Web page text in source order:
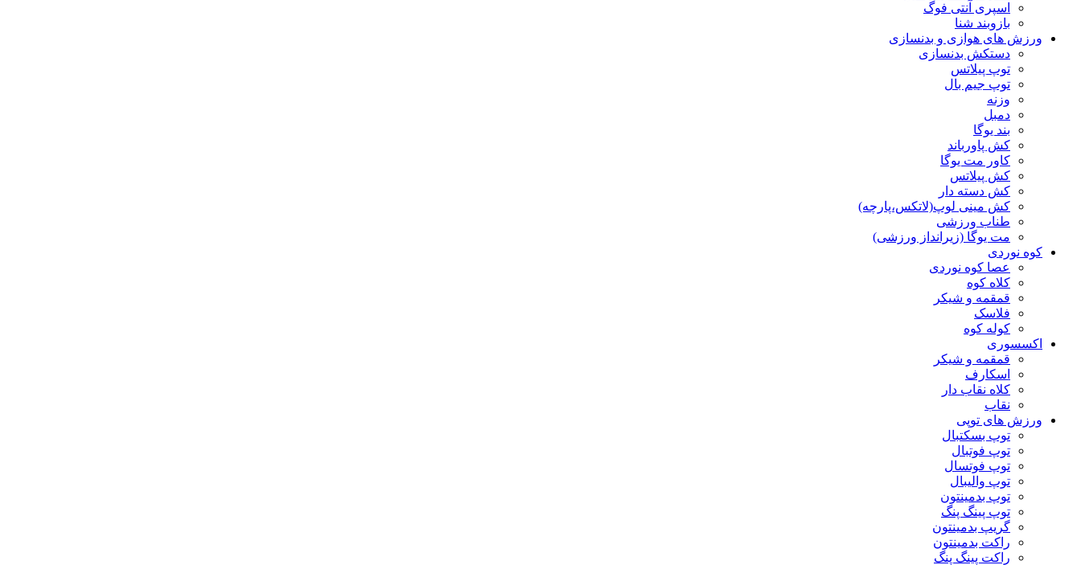
اسپری آنتی فوگ
بازوبند شنا
ورزش های هوازی و بدنسازی
دستکش بدنسازی
توپ پیلاتس
توپ جیم بال
وزنه
دمبل
بند یوگا
کش پاورباند
کاور مت یوگا
کش پیلاتس
کش دسته دار
کش مینی لوپ(لاتکس،پارچه)
طناب ورزشی
مت یوگا (زیرانداز ورزشی)
کوه نوردی
عصا کوه نوردی
کلاه کوه
قمقمه و شیکر
فلاسک
کوله کوه
اکسسوری
قمقمه و شیکر
اسکارف
کلاه نقاب دار
نقاب
ورزش های توپی
توپ بسکتبال
توپ فوتبال
توپ فوتسال
توپ والیبال
توپ بدمینتون
توپ پینگ پنگ
گریپ بدمینتون
راکت بدمینتون
راکت پینگ پنگ